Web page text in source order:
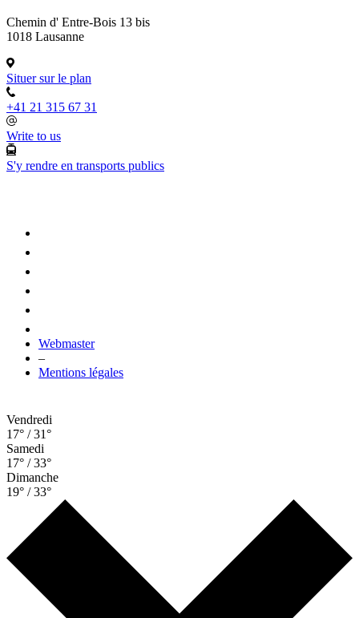
Chemin d' Entre-Bois 13 bis
1018 Lausanne
Situer sur le plan
+41 21 315 67 31
Write to us
S'y rendre en transports publics
Webmaster
–
Mentions légales
Vendredi
17° / 31°
Samedi
17° / 33°
Dimanche
19° / 33°